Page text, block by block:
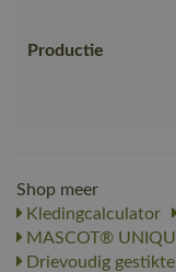
Productie
Shop meer
Kledingcalculator
MASCOT®
Drievoudig